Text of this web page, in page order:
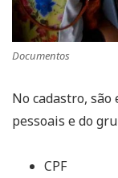
Documentos
No cadastro,
pessoais e do
CPF